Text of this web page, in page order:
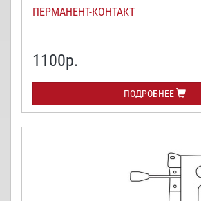
ПЕРМАНЕНТ-КОНТАКТ
1100р.
ПОДРОБНЕЕ